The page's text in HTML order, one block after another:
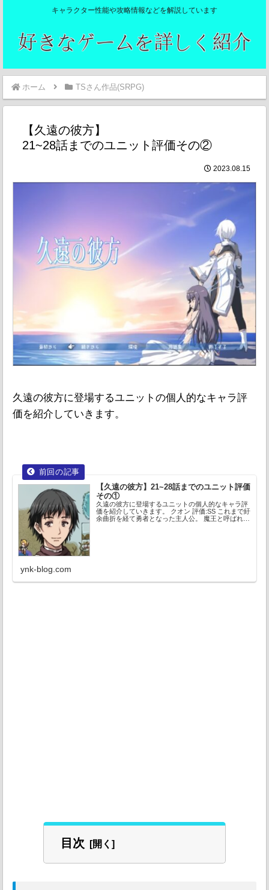
キャラクター性能や攻略情報などを解説しています
ホーム TSさん作品(SRPG)
【久遠の彼方】
21~28話までのユニット評価その②
2023.08.15
久遠の彼方に登場するユニットの個人的なキャラ評
価を紹介していきます。
【久遠の彼方】 21~28話までのユニット評価
その①
久遠の彼方に登場するユニットの個人的なキャラ評
価を紹介していきます。 クオン 評価:SS これまで紆
余曲折を経て勇者となった主人公。 魔王と呼ばれた
ynk-blog.com
目次